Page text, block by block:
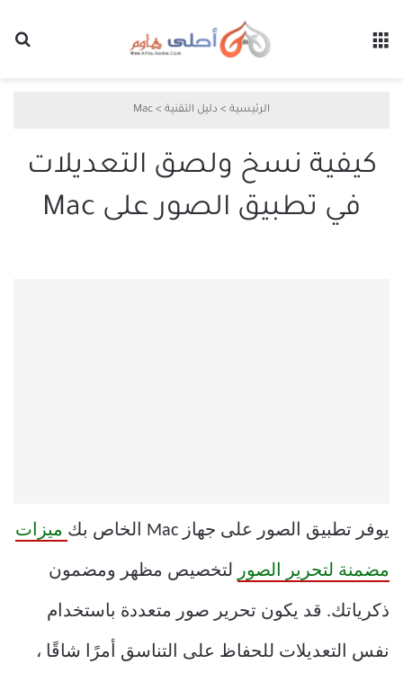
الرئيسية > دليل التقنية >
Mac
كيفية نسخ ولصق التعديلات
في تطبيق الصور على Mac
يوفر تطبيق الصور على جهاز Mac الخاص بك ميزات
مضمنة لتحرير الصور لتخصيص مظهر ومضمون
ذكرياتك. قد يكون تحرير صور متعددة باستخدام
نفس التعديلات للحفاظ على التناسق أمرًا شاقًا ،